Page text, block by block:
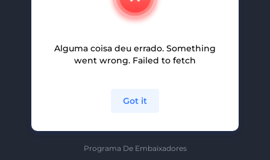
Carreiras
Programa De Afiliados
Programa De Embaixadores
Alguma coisa deu errado. Something
went wrong. Failed to fetch
Got it